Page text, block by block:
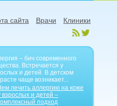
сайта Врачи Клиники
– бич современного
Встречается у
и детей. В детском
чаще возникает...
лечить аллергию на коже
взрослых и детей –
подход